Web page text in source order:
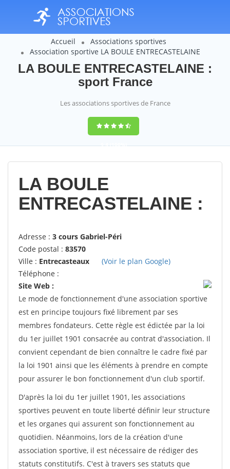
Accueil
Associations sportives
Association sportive LA BOULE ENTRECASTELAINE
LA BOULE ENTRECASTELAINE :
sport France
Les associations sportives de France
9,4(100%)
14358votes
LA BOULE
ENTRECASTELAINE :
Adresse : 3 cours Gabriel-Péri
Code postal : 83570
Ville : Entrecasteaux
(Voir le plan Google)
Téléphone :
Site Web :
Le mode de fonctionnement d'une association sportive
est en principe toujours fixé librement par ses
membres fondateurs. Cette règle est édictée par la loi
du 1er juillet 1901 consacrée au contrat d'association. Il
convient cependant de bien connaître le cadre fixé par
la loi 1901 ainsi que les éléments à prendre en compte
pour assurer le bon fonctionnement d'un club sportif.
D'après la loi du 1er juillet 1901, les associations
sportives peuvent en toute liberté définir leur structure
et les organes qui assurent son fonctionnement au
quotidien. Néanmoins, lors de la création d'une
association sportive, il est nécessaire de rédiger des
statuts constitutifs. C'est à travers ses statuts que